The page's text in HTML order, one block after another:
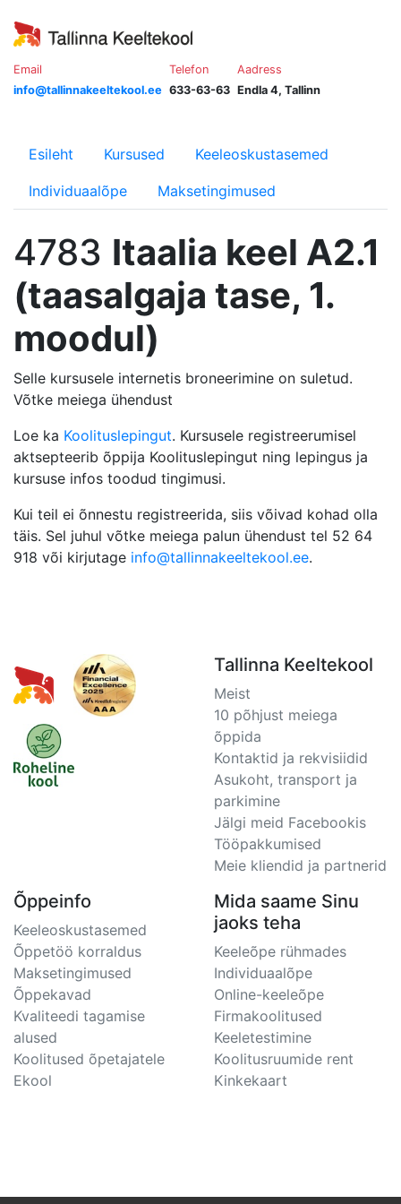
Email
info@tallinnakeeltekool.ee
Telefon
633-63-63
Aadress
Endla 4, Tallinn
Esileht Kursused Keeleoskustasemed
Individuaalõpe Maksetingimused
4783 Itaalia keel A2.1
(taasalgaja tase, 1.
moodul)
Selle kursusele internetis broneerimine on suletud.
Võtke meiega ühendust
Loe ka Koolituslepingut. Kursusele registreerumisel
aktsepteerib õppija Koolituslepingut ning lepingus ja
kursuse infos toodud tingimusi.
Kui teil ei õnnestu registreerida, siis võivad kohad olla
täis. Sel juhul võtke meiega palun ühendust tel 52 64
918 või kirjutage info@tallinnakeeltekool.ee.
Tallinna Keeltekool
Meist
10 põhjust meiega
õppida
Kontaktid ja rekvisiidid
Asukoht, transport ja
parkimine
Jälgi meid Facebookis
Tööpakkumised
Meie kliendid ja partnerid
Õppeinfo
Keeleoskustasemed
Õppetöö korraldus
Maksetingimused
Õppekavad
Kvaliteedi tagamise
alused
Koolitused õpetajatele
Ekool
Mida saame Sinu
jaoks teha
Keeleõpe rühmades
Individuaalõpe
Online-keeleõpe
Firmakoolitused
Keeletestimine
Koolitusruumide rent
Kinkekaart